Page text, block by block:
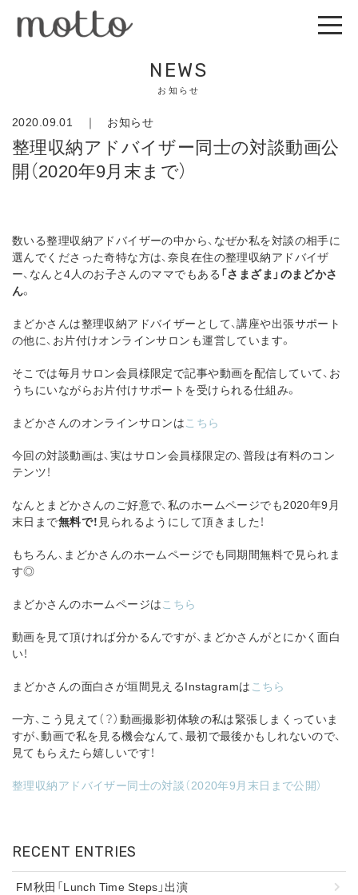
NEWS
お知らせ
2020.09.01 ｜ お知らせ
整理収納アドバイザー同士の対談動画公
開（2020年9月末まで）
数いる整理収納アドバイザーの中から、なぜか私を対談の相手に
選んでくださった奇特な方は、奈良在住の整理収納アドバイザ
ー、なんと4人のお子さんのママでもある 「さまざま」のまどかさ
ん。
まどかさんは整理収納アドバイザーとして、講座や出張サポート
の他に、お片付けオンラインサロンも運営しています。
そこでは毎月サロン会員様限定で記事や動画を配信していて、お
うちにいながらお片付けサポートを受けられる仕組み。
まどかさんのオンラインサロンはこちら
今回の対談動画は、実はサロン会員様限定の、普段は有料のコン
テンツ！
なんとまどかさんのご好意で、私のホームページでも2020年9月
末日まで無料で！ 見られるようにして頂きました！
もちろん、まどかさんのホームページでも同期間無料で見られま
す◎
まどかさんのホームページはこちら
動画を見て頂ければ分かるんですが、まどかさんがとにかく面白
い！
まどかさんの面白さが垣間見えるInstagramは こちら
一方、こう見えて（？）動画撮影初体験の私は緊張しまくっていま
すが、動画で私を見る機会なんて、最初で最後かもしれないので、
見てもらえたら嬉しいです！
整理収納アドバイザー同士の対談（2020年9月末日まで公開）
RECENT ENTRIES
FM秋田「Lunch Time Steps」出演